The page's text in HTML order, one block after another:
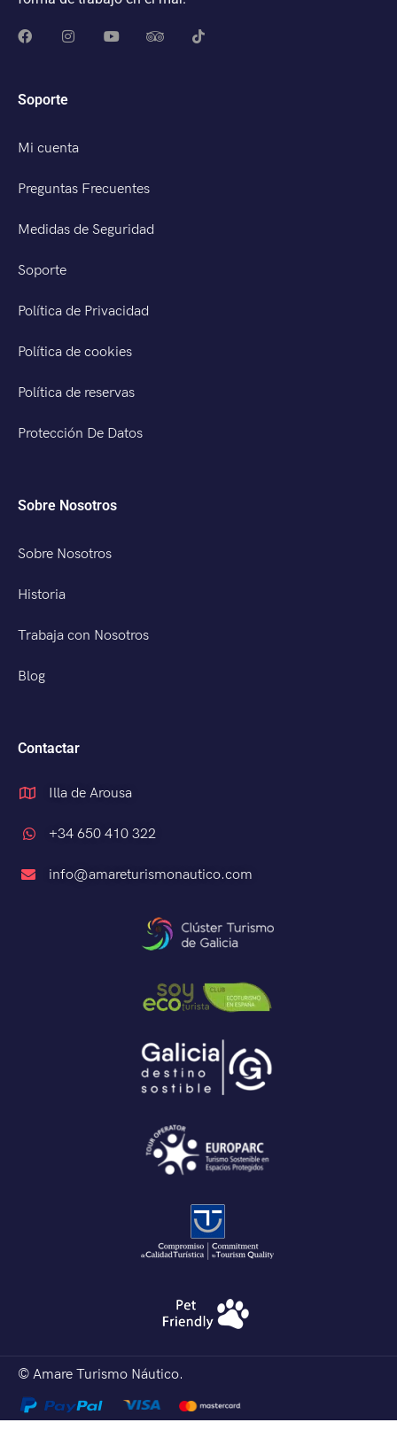
Soporte
Mi cuenta
Preguntas Frecuentes
Medidas de Seguridad
Soporte
Política de Privacidad
Política de cookies
Política de reservas
Protección De Datos
Sobre Nosotros
Sobre Nosotros
Historia
Trabaja con Nosotros
Blog
Contactar
Illa de Arousa
+34 650 410 322
info@amareturismonautico.com
© Amare Turismo Náutico.